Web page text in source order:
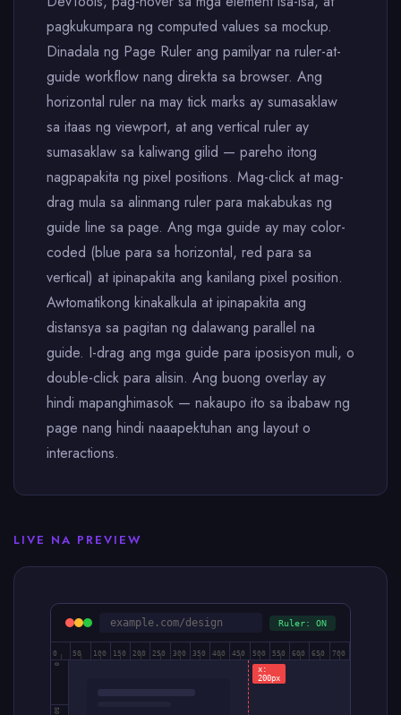
pagkukumpara ng computed values sa mockup.
Dinadala ng Page Ruler ang pamilyar na ruler-at-
guide workflow nang direkta sa browser. Ang
horizontal ruler na may tick marks ay sumasaklaw
sa itaas ng viewport, at ang vertical ruler ay
sumasaklaw sa kaliwang gilid — pareho itong
nagpapakita ng pixel positions. Mag-click at mag-
drag mula sa alinmang ruler para makabukas ng
guide line sa page. Ang mga guide ay may color-
coded (blue para sa horizontal, red para sa
vertical) at ipinapakita ang kanilang pixel position.
Awtomatikong kinakalkula at ipinapakita ang
distansya sa pagitan ng dalawang parallel na
guide. I-drag ang mga guide para iposisyon muli, o
double-click para alisin. Ang buong overlay ay
hindi mapanghimasok — nakaupo ito sa ibabaw ng
page nang hindi naaapektuhan ang layout o
interactions.
LIVE NA PREVIEW
example.com/design Ruler: ON
0 50 100 150 200 250 300 350 400 450 500 550 600 650 700
0
50
x:
200px